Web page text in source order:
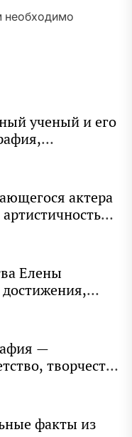
необходимо
ученый и его
актера
Елены
—
творчество
факты из